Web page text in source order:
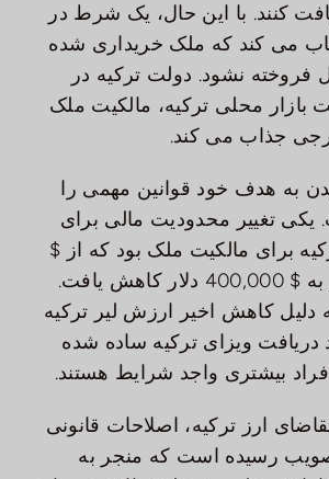
کنند. با این حال، یک شرط در
می کند که ملک خریداری شده
نشود. دولت ترکیه در
بازار محلی ترکیه، مالکیت ملک
جذاب می کند.
به هدف خود قوانین مهمی را
تغییر محدودیت مالی برای
برای مالکیت ملک بود که از $
1,000,000 دلار به $ 400,000 دلار کاهش یافت.
دلیل کاهش اخیر ارزش لیر ترکیه
دریافت ویزای ترکیه ساده شده
بیشتری واجد شرایط هستند.
ارز ترکیه، اصلاحات قانونی
رسیده است که منجر به